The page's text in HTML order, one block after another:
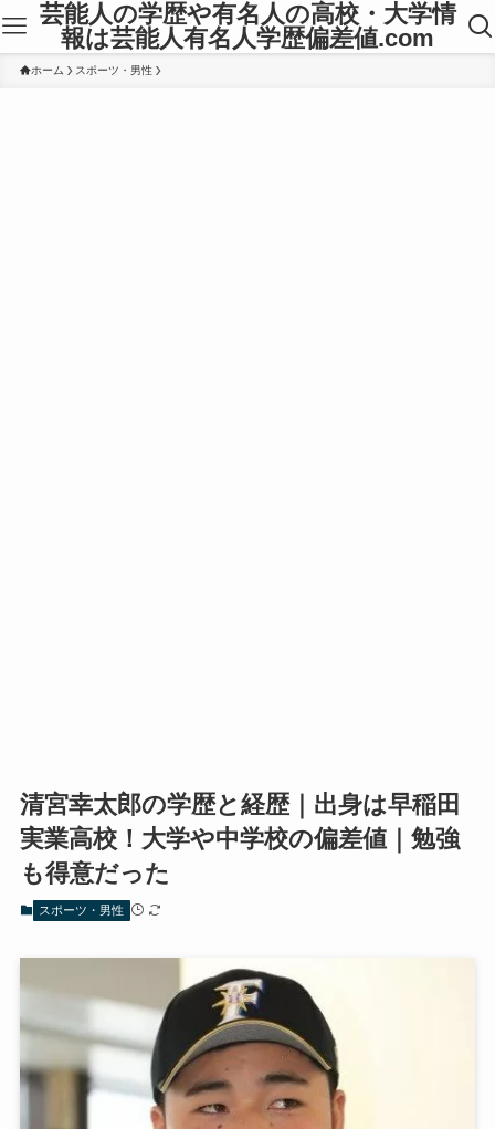
芸能人の学歴や有名人の高校・大学情
報は芸能人有名人学歴偏差値.com
ホーム スポーツ・男性
清宮幸太郎の学歴と経歴｜出身は早稲田
実業高校！大学や中学校の偏差値｜勉強
も得意だった
スポーツ・男性